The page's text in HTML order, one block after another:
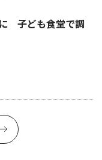
子ども食堂で調